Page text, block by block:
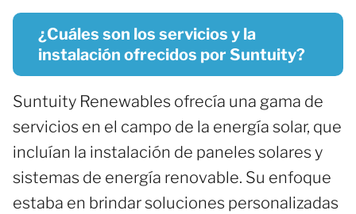
¿Cuáles son los servicios y la
instalación ofrecidos por Suntuity?
Suntuity Renewables ofrecía una gama de
servicios en el campo de la energía solar, que
incluían la instalación de paneles solares y
sistemas de energía renovable. Su enfoque
estaba en brindar soluciones personalizadas